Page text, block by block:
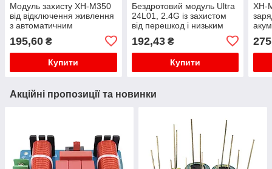
Модуль захисту XH-M350
від відключення живлення
з автоматичним
акумулятор ДБЖ 12В 12А
150Вт
195,60 ₴
Купити
Бездротовий модуль Ultra
24L01, 2.4G із захистом
від перешкод і низьким
3.6В - 400м, пара
192,43₴
Купити
XH-
Акційні пропозиції та новинки